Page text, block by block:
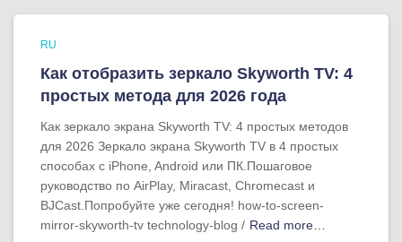
RU
Как отобразить зеркало Skyworth TV: 4
простых метода для 2026 года
Как зеркало экрана Skyworth TV: 4 простых методов
для 2026 Зеркало экрана Skyworth TV в 4 простых
способах с iPhone, Android или ПК.Пошаговое
руководство по AirPlay, Miracast, Chromecast и
BJCast.Попробуйте уже сегодня! how-to-screen-
mirror-skyworth-tv technology-blog / Read more…